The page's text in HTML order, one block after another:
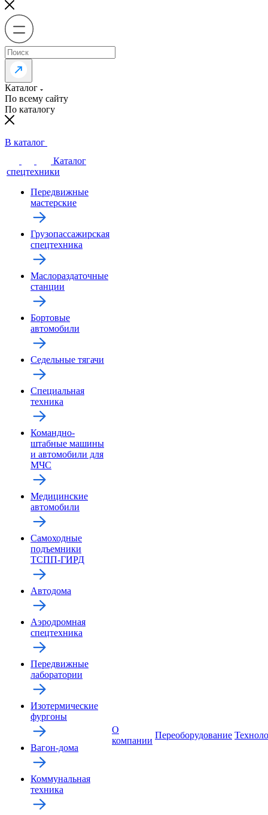
Каталог
По всему сайту
По каталогу
В каталог
Каталог
спецтехники
Передвижные
мастерские
Грузопассажирская
спецтехника
Маслораздаточные
станции
Бортовые
автомобили
Седельные тягачи
Специальная
техника
Командно-
штабные машины
и автомобили для
МЧС
Медицинские
автомобили
Самоходные
подъемники
ТСПП-ГИРД
Автодома
Аэродромная
спецтехника
Передвижные
лаборатории
Изотермические
фургоны
Вагон-дома
Коммунальная
техника
О
компании
Переоборудование